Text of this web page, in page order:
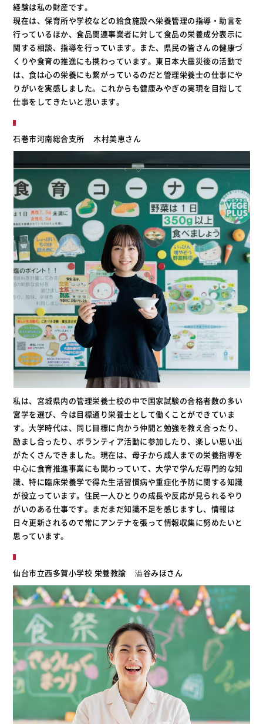
経験は私の財産です。
現在は、保育所や学校などの給食施設へ栄養管理の指導・助言を
行っているほか、食品関連事業者に対して食品の栄養成分表示に
関する相談、指導を行っています。また、県民の皆さんの健康づ
くりや食育の推進にも携わっています。東日本大震災後の活動で
は、食は心の栄養にも繋がっているのだと管理栄養士の仕事にや
りがいを実感しました。これからも健康みやぎの実現を目指して
仕事をしてきたいと思います。
石巻市河南総合支所 木村美恵さん
私は、宮城県内の管理栄養士校の中で国家試験の合格者数の多い
宮学を選び、今は目標通り栄養士として働くことができていま
す。大学時代は、同じ目標に向かう仲間と勉強を教え合ったり、
励まし合ったり、ボランティア活動に参加したり、楽しい思い出
がたくさんできました。現在は、母子から成人までの栄養指導を
中心に食育推進事業にも関わっていて、大学で学んだ専門的な知
識、特に臨床栄養学で得た生活習慣病や重症化予防に関する知識
が役立っています。住民一人ひとりの成長や反応が見られるやり
がいのある仕事です。まだまだ知識不足を感じますし、情報は
日々更新されるので常にアンテナを張って情報収集に努めたいと
思っています。
仙台市立西多賀小学校 栄養教諭 澁谷みほさん